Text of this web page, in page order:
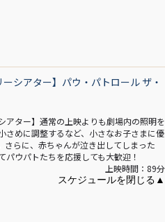
ーシアター】パウ・パトロール ザ・
アター】通常の上映よりも劇場内の照明を
さめに調整するなど、小さなお子さまに優
さらに、赤ちゃんが泣き出してしまった
パウパトたちを応援しても大歓迎！
上映時間：89分